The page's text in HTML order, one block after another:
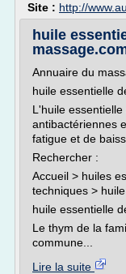
Site : http://
huile
Annuaire du
huile essentielle
L'huile
antibactériennes
fatigue et de
Rechercher :
Accueil > huiles
techniques >
huile essentielle
Le thym de la
commune...
Lire la suite